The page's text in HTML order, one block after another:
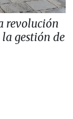
revolución
la gestión de